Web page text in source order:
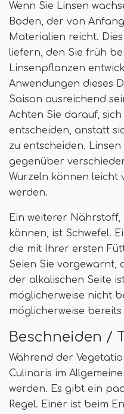
Wenn Sie Linsen
Boden, der von
Materialien reicht.
liefern, den Sie früh
Linsenpflanzen
Anwendungen dieses
Saison ausreichend
Achten Sie darauf,
entscheiden, anstatt
zu entscheiden.
gegenüber
Wurzeln können
werden.
Ein weiterer
können, ist Schwefel.
die mit Ihrer ersten
Seien Sie vorgewarnt,
der alkalischen Seite
möglicherweise nicht
möglicherweise
Beschneiden /
Während der
Culinaris im
werden. Es gibt ein
Regel. Einer ist beim